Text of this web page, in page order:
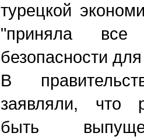
турецкой
"приняла
безопасности
В
заявляли, что
быть